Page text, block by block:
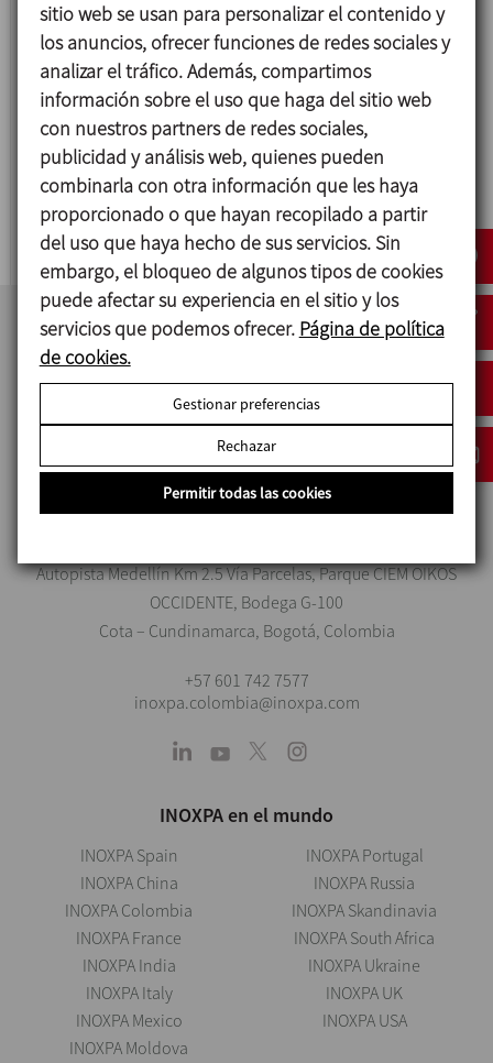
MV
MEZCLADOR TIPO EN V
INOXPA COLOMBIA SAS
Autopista Medellín Km 2.5 Vía Parcelas, Parque CIEM OIKOS
OCCIDENTE, Bodega G-100
Cota – Cundinamarca, Bogotá, Colombia
+57 601 742 7577
inoxpa.colombia@inoxpa.com
INOXPA en el mundo
INOXPA Spain
INOXPA China
INOXPA Colombia
INOXPA France
INOXPA India
INOXPA Italy
INOXPA Mexico
INOXPA Moldova
INOXPA Portugal
INOXPA Russia
INOXPA Skandinavia
INOXPA South Africa
INOXPA Ukraine
INOXPA UK
INOXPA USA
sitio web se usan para personalizar el contenido y
los anuncios, ofrecer funciones de redes sociales y
analizar el tráfico. Además, compartimos
información sobre el uso que haga del sitio web
con nuestros partners de redes sociales,
publicidad y análisis web, quienes pueden
combinarla con otra información que les haya
proporcionado o que hayan recopilado a partir
del uso que haya hecho de sus servicios. Sin
embargo, el bloqueo de algunos tipos de cookies
puede afectar su experiencia en el sitio y los
servicios que podemos ofrecer. Página de política
de cookies.
Gestionar preferencias
Rechazar
Permitir todas las cookies